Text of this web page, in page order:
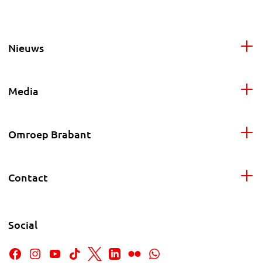
Nieuws
Media
Omroep Brabant
Contact
Social